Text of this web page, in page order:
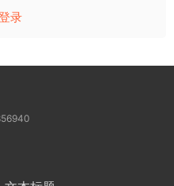
录